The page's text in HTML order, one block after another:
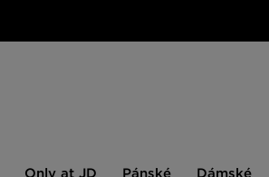
Only at JD Pánské Dámské